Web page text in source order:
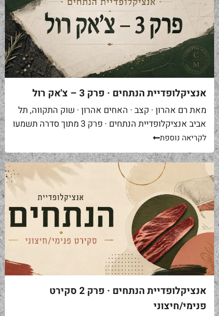
אנציקלופדיית הנתחים · פרק 3 – צ'אק רול
מאת רם אהרון · קצב · האחים אהרון · שוק התקווה, תל
אביב אנציקלופדיית הנתחים · פרק 3 מתוך סדרה תשמעו
סיפור. אתם באים לאחת ממסעדות הבשר הטובות...
לקריאה נוספת
אנציקלופדיית הנתחים · פרק 2 סקירט
פנימי/חיצוני